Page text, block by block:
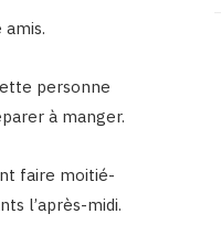
personne
à manger.
faire moitié-
l’après-midi.